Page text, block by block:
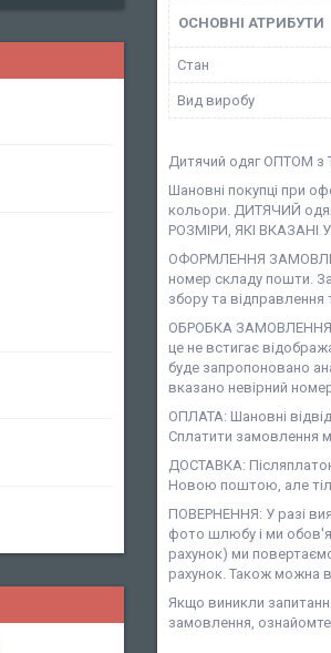
ОСНОВНІ АТРИБУТИ
Стан
Вид виробу
Дитячий одяг ОПТОМ з
Шановні покупці при
кольори. ДИТЯЧИЙ
РОЗМІРИ, ЯКІ
ОФОРМЛЕННЯ
номер складу пошти.
збору та відправлення
ОБРОБКА ЗАМОВЛЕННЯ!
це не встигає
буде запропоновано
вказано невірний
ОПЛАТА: Шановні
Сплатити замовлення
ДОСТАВКА:
Новою поштою, але
ПОВЕРНЕННЯ: У разі
фото шлюбу і ми
рахунок) ми
рахунок. Також можна
Якщо виникли
замовлення,